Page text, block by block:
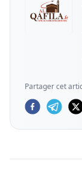
Partager cet